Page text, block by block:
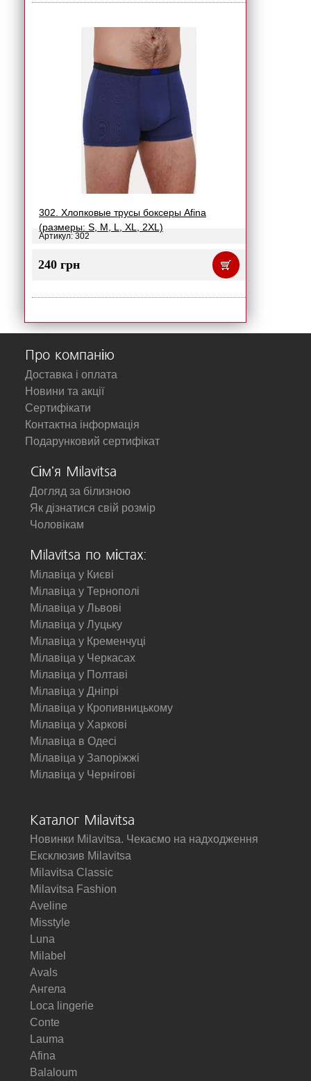
302. Хлопковые трусы боксеры Afina
(размеры: S, M, L, XL, 2XL)
Артикул: 302
240 грн
Про компанію
Доставка і оплата
Новини та акції
Сертифікати
Контактна інформація
Подарунковий сертифікат
Сім'я Milavitsa
Догляд за білизною
Як дізнатися свій розмір
Чоловікам
Milavitsa по містах:
Мілавіца у Києві
Мілавіца у Тернополі
Мілавіца у Львові
Мілавіца у Луцьку
Мілавіца у Кременчуці
Мілавіца у Черкасах
Мілавіца у Полтаві
Мілавіца у Дніпрі
Мілавіца у Кропивницькому
Мілавіца у Харкові
Мілавіца в Одесі
Мілавіца у Запоріжжі
Мілавіца у Чернігові
Каталог Milavitsa
Новинки Milavitsa. Чекаємо на надходження
Ексклюзив Milavitsa
Milavitsa Classic
Milavitsa Fashion
Aveline
Misstyle
Luna
Milabel
Avals
Ангела
Loca lingerie
Conte
Lauma
Afina
Balaloum